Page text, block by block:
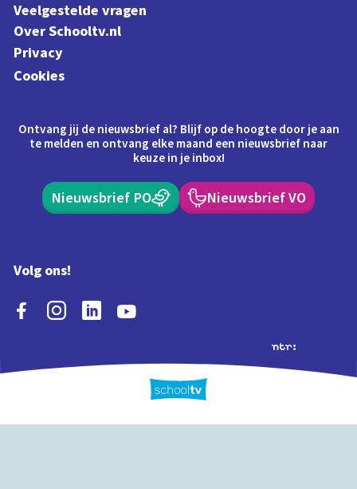
Veelgestelde vragen
Over Schooltv.nl
Privacy
Cookies
Ontvang jij de nieuwsbrief al? Blijf op de hoogte door je aan
te melden en ontvang elke maand een nieuwsbrief naar
keuze in je inbox!
Nieuwsbrief PO Nieuwsbrief VO
Volg ons!